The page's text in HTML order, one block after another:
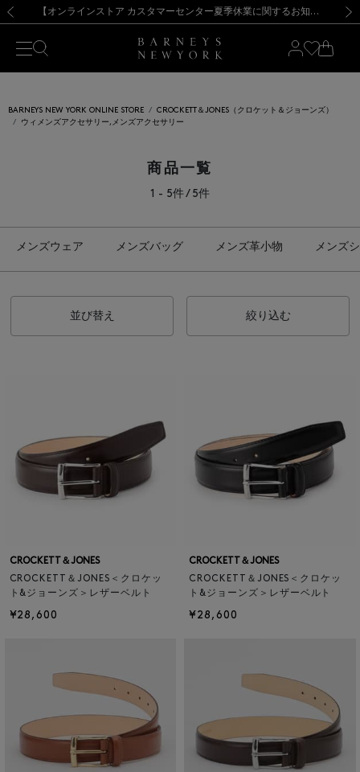
新規登録のお客様も対象！＜MY BARNEYS＞会員のお客様は11,000円（税込）以上のお買上げで常時送料無料！お買い物の際は会員登録を！
【夏季休業に伴う出荷一時停止のお知らせ】(2026.8.7) 【オンラインストア カスタマーセンター夏季休業に関するお知らせ】（2026.8.7）
【夏季休業に伴う返品・交換承り一時停止のお知らせ】（2026.8.5）
熊本県を中心とした地震の影響によるお荷物のお届けについて
【開催中】SUMMER SALEのご案内・ご注意事項 新規登録のお客様も対象！＜MY BARNEYS＞会員のお客様は11,000円（税込）以上のお買上げで常時送料無料！お買い物の際は会員登録を！
【夏季休業に伴う出荷一時停止のお知らせ】(2026.8.7)
BARNEYS NEW YORK ONLINE STORE
CROCKETT＆JONES（クロケット＆ジョーンズ）
ウィメンズアクセサリー,メンズアクセサリー
商品一覧
1 - 5件 / 5件
メンズウェア メンズバッグ メンズ革小物 メンズ
並び替え 絞り込む
CROCKETT＆JONES
CROCKETT＆JONES＜クロケッ
ト&ジョーンズ＞レザーベルト
¥28,600
CROCKETT＆JONES
CROCKETT＆JONES＜クロケッ
ト&ジョーンズ＞レザーベルト
¥28,600